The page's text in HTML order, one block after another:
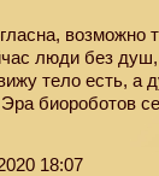
возможно
люди без
тело есть, а
биороботов
18:07